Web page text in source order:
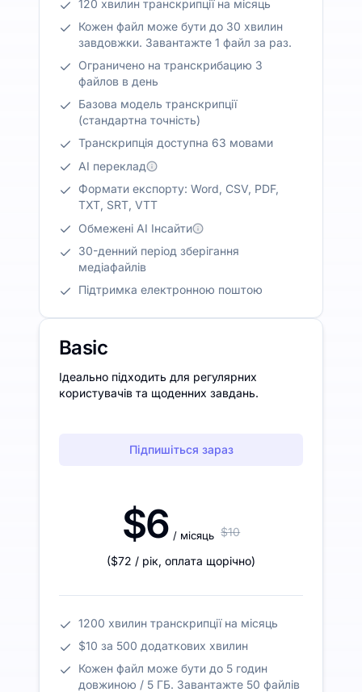
120 хвилин транскрипції на місяць
Кожен файл може бути до 30 хвилин
завдовжки. Завантажте 1 файл за раз.
Ограничено на транскрибацию 3
файлов в день
Базова модель транскрипції
(стандартна точність)
Транскрипція доступна 63 мовами
AI переклад
Формати експорту: Word, CSV, PDF,
TXT, SRT, VTT
Обмежені AI Інсайти
30-денний період зберігання
медіафайлів
Підтримка електронною поштою
Basic
Ідеально підходить для регулярних
користувачів та щоденних завдань.
Підпишіться зараз
$6 / місяць $10
($72 / рік, оплата щорічно)
1200 хвилин транскрипції на місяць
$10 за 500 додаткових хвилин
Кожен файл може бути до 5 годин
довжиною / 5 ГБ. Завантажте 50 файлів